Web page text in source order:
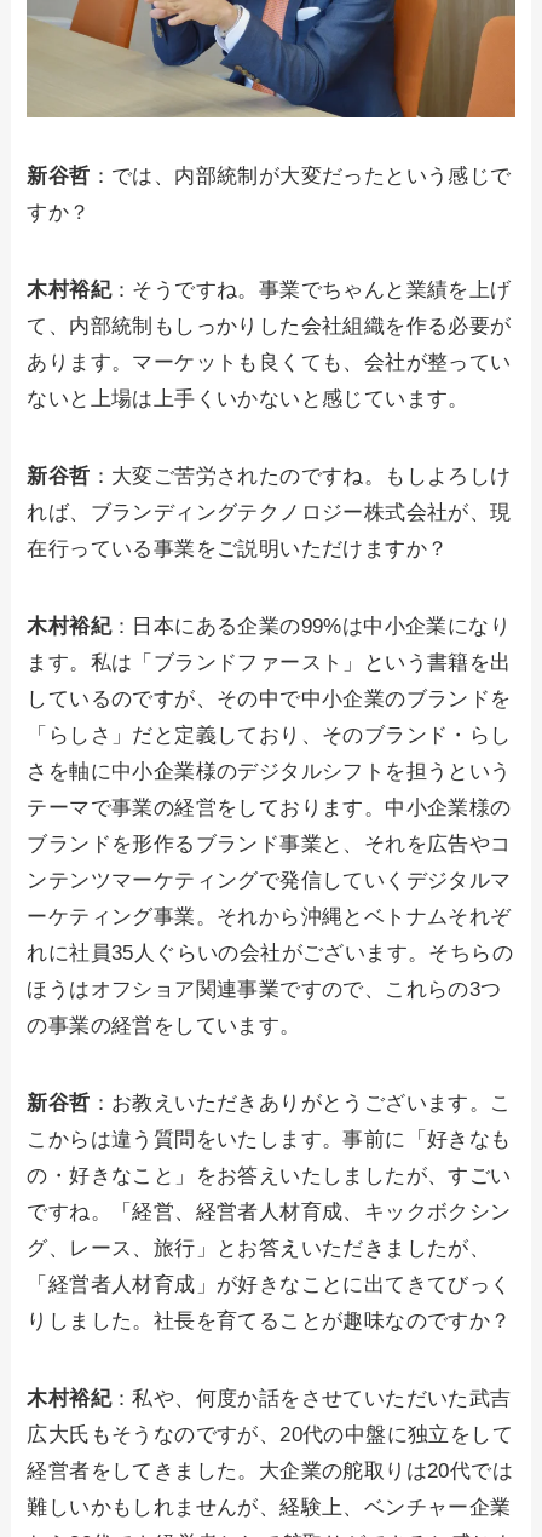
新谷哲 ：では、内部統制が大変だったという感じで
すか？
木村裕紀：そうですね。事業でちゃんと業績を上げ
て、内部統制もしっかりした会社組織を作る必要が
あります。マーケットも良くても、会社が整ってい
ないと上場は上手くいかないと感じています。
新谷哲 ：大変ご苦労されたのですね。もしよろしけ
れば、ブランディングテクノロジー株式会社が、現
在行っている事業をご説明いただけますか？
木村裕紀：日本にある企業の99%は中小企業になり
ます。私は「ブランドファースト」という書籍を出
しているのですが、その中で中小企業のブランドを
「らしさ」だと定義しており、そのブランド・らし
さを軸に中小企業様のデジタルシフトを担うという
テーマで事業の経営をしております。中小企業様の
ブランドを形作るブランド事業と、それを広告やコ
ンテンツマーケティングで発信していくデジタルマ
ーケティング事業。それから沖縄とベトナムそれぞ
れに社員35人ぐらいの会社がございます。そちらの
ほうはオフショア関連事業ですので、これらの3つ
の事業の経営をしています。
新谷哲 ：お教えいただきありがとうございます。こ
こからは違う質問をいたします。事前に「好きなも
の・好きなこと」をお答えいたしましたが、すごい
ですね。「経営、経営者人材育成、キックボクシン
グ、レース、旅行」とお答えいただきましたが、
「経営者人材育成」が好きなことに出てきてびっく
りしました。社長を育てることが趣味なのですか？
木村裕紀：私や、何度か話をさせていただいた武吉
広大氏もそうなのですが、20代の中盤に独立をして
経営者をしてきました。大企業の舵取りは20代では
難しいかもしれませんが、経験上、ベンチャー企業